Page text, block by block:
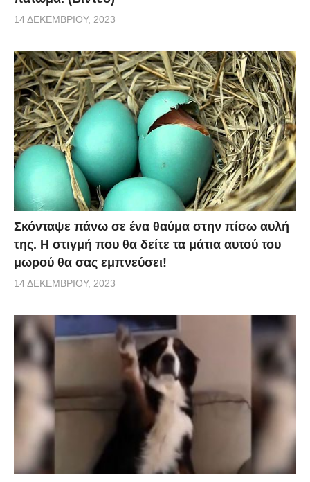
14 ΔΕΚΕΜΒΡΊΟΥ, 2023
Σκόνταψε πάνω σε ένα θαύμα στην πίσω αυλή
της. Η στιγμή που θα δείτε τα μάτια αυτού του
μωρού θα σας εμπνεύσει!
14 ΔΕΚΕΜΒΡΊΟΥ, 2023